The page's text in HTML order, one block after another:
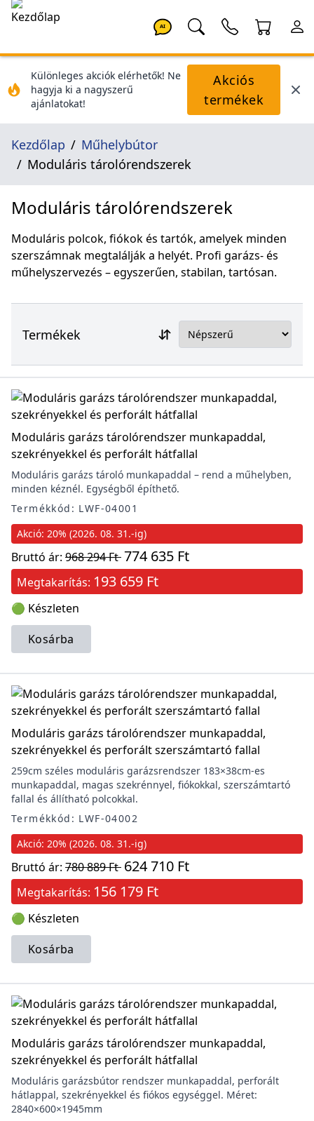
AI
Különleges akciók elérhetők! Ne
hagyja ki a nagyszerű
ajánlatokat!
Akciós
termékek
Kezdőlap
Műhelybútor
Moduláris tárolórendszerek
Moduláris tárolórendszerek
Moduláris polcok, fiókok és tartók, amelyek minden
szerszámnak megtalálják a helyét. Profi garázs- és
műhelyszervezés – egyszerűen, stabilan, tartósan.
Termékek
Moduláris garázs tárolórendszer munkapaddal,
szekrényekkel és perforált hátfallal
Moduláris garázs tároló munkapaddal – rend a műhelyben,
minden kéznél. Egységből építhető.
Termékkód: LWF-04001
Akció: 20% (2026. 08. 31.-ig)
Bruttó ár: 968 294 Ft774 635 Ft
Megtakarítás: 193 659 Ft
🟢 Készleten
Kosárba
Moduláris garázs tárolórendszer munkapaddal,
szekrényekkel és perforált szerszámtartó fallal
259cm széles moduláris garázsrendszer 183×38cm-es
munkapaddal, magas szekrénnyel, fiókokkal, szerszámtartó
fallal és állítható polcokkal.
Termékkód: LWF-04002
Akció: 20% (2026. 08. 31.-ig)
Bruttó ár: 780 889 Ft 624 710 Ft
Megtakarítás: 156 179 Ft
🟢 Készleten
Kosárba
Moduláris garázs tárolórendszer munkapaddal,
szekrényekkel és perforált hátfallal
Moduláris garázsbútor rendszer munkapaddal, perforált
hátlappal, szekrényekkel és fiókos egységgel. Méret:
2840×600×1945mm